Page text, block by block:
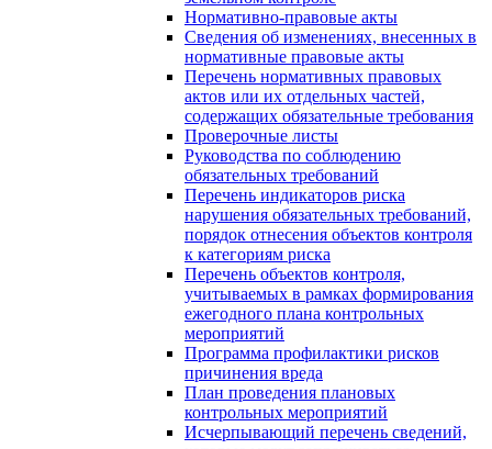
Нормативно-правовые акты
Сведения об изменениях, внесенных в
нормативные правовые акты
Перечень нормативных правовых
актов или их отдельных частей,
содержащих обязательные требования
Проверочные листы
Руководства по соблюдению
обязательных требований
Перечень индикаторов риска
нарушения обязательных требований,
порядок отнесения объектов контроля
к категориям риска
Перечень объектов контроля,
учитываемых в рамках формирования
ежегодного плана контрольных
мероприятий
Программа профилактики рисков
причинения вреда
План проведения плановых
контрольных мероприятий
Исчерпывающий перечень сведений,